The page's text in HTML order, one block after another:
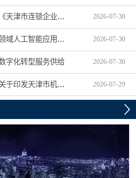
市市场监管委关于印发《天津市连锁企业食品经营许可“先证后核”信用承诺审批实施办法》的通知 2026-07-30
黑龙江：出台医疗卫生领域人工智能应用工作实施方案 2026-07-30
字化转型服务供给 2026-07-30
天津市交通运输委员会关于印发天津市机动车驾驶员培训机构及教练员综合信用评价管理办法的通知 2026-07-29